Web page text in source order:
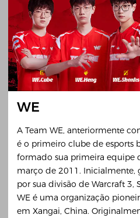
WE
A Team WE, anteriormente
é o primeiro clube de esports
formado sua primeira equipe
março de 2011. Inicialmente,
por sua divisão de Warcraft 3,
WE é uma organização
em Xangai, China.